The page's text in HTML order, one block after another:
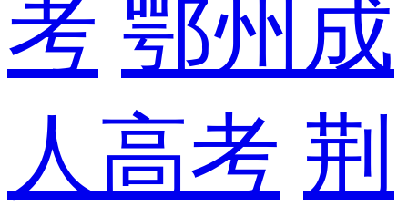
考 鄂州成
人高考 荆